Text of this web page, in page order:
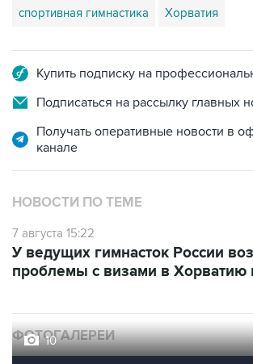
игры 2028 года. В результате за
резервным составом.
спортивная гимнастика
Купить подписку на
канале
НОВОСТИ ПО ТЕМЕ
У ведущих гимнасток России
проблемы с визами в Хорватию